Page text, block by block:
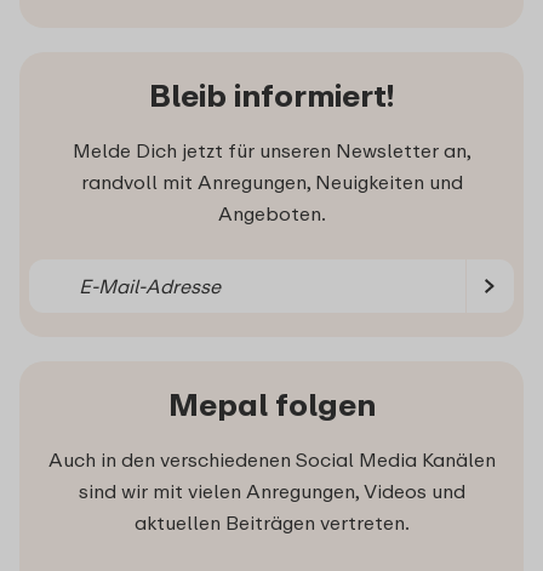
Bleib informiert!
Melde Dich jetzt für unseren Newsletter an,
randvoll mit Anregungen, Neuigkeiten und
Angeboten.
Mepal folgen
Auch in den verschiedenen Social Media Kanälen
sind wir mit vielen Anregungen, Videos und
aktuellen Beiträgen vertreten.